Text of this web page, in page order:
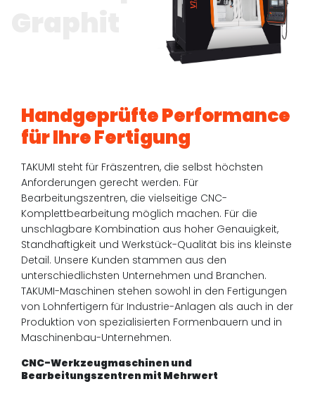
Handgeprüfte Performance
für Ihre Fertigung
TAKUMI steht für Fräszentren, die selbst höchsten
Anforderungen gerecht werden. Für
Bearbeitungszentren, die vielseitige CNC-
Komplettbearbeitung möglich machen. Für die
unschlagbare Kombination aus hoher Genauigkeit,
Standhaftigkeit und Werkstück-Qualität bis ins kleinste
Detail. Unsere Kunden stammen aus den
unterschiedlichsten Unternehmen und Branchen.
TAKUMI-Maschinen stehen sowohl in den Fertigungen
von Lohnfertigern für Industrie-Anlagen als auch in der
Produktion von spezialisierten Formenbauern und in
Maschinenbau-Unternehmen.
CNC-Werkzeugmaschinen und
Bearbeitungszentren mit Mehrwert